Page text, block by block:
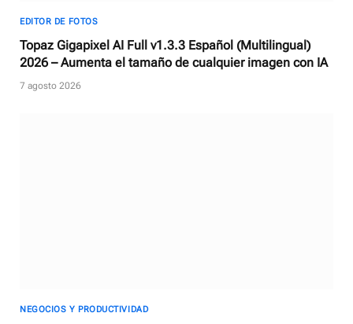
EDITOR DE FOTOS
Topaz Gigapixel AI Full v1.3.3 Español (Multilingual)
2026 – Aumenta el tamaño de cualquier imagen con IA
7 agosto 2026
NEGOCIOS Y PRODUCTIVIDAD